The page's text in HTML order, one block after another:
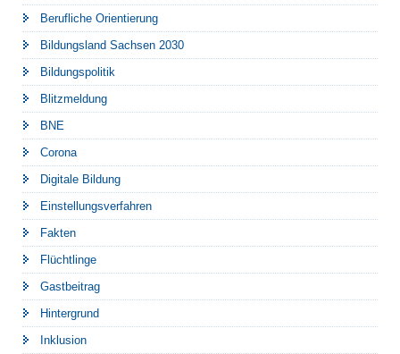
Berufliche Orientierung
Bildungsland Sachsen 2030
Bildungspolitik
Blitzmeldung
BNE
Corona
Digitale Bildung
Einstellungsverfahren
Fakten
Flüchtlinge
Gastbeitrag
Hintergrund
Inklusion